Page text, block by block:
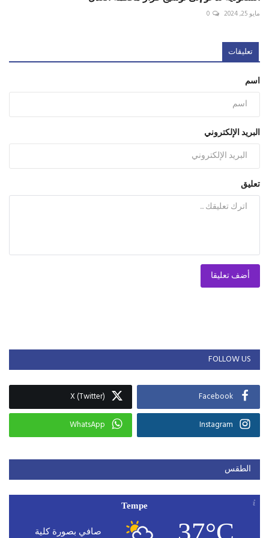
مايو 25, 2024 0
تعليقات
اسم
البريد الإلكتروني
تعليق
أضف تعليقا
FOLLOW US
Facebook
X (Twitter)
Instagram
WhatsApp
الطقس
Tempe
37°C صافي بصورة كلية